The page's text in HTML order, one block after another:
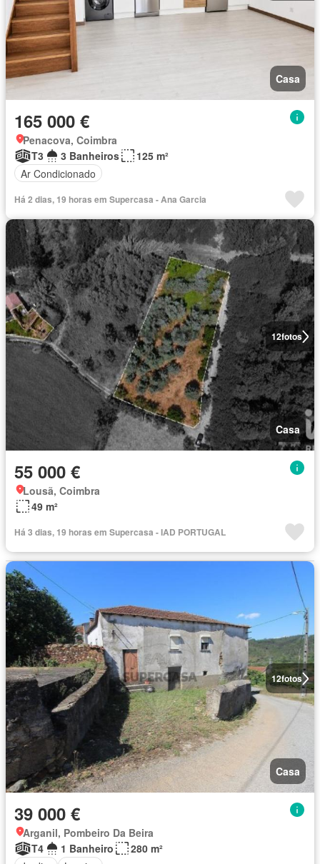
Casa
165 000 €
Penacova, Coimbra
T3
3 Banheiros
125 m²
Ar Condicionado
Há 2 dias, 19 horas em Supercasa - Ana Garcia
12fotos
Casa
55 000 €
Lousã, Coimbra
49 m²
Há 3 dias, 19 horas em Supercasa - IAD PORTUGAL
12fotos
Casa
39 000 €
Arganil, Pombeiro Da Beira
T4
1 Banheiro
280 m²